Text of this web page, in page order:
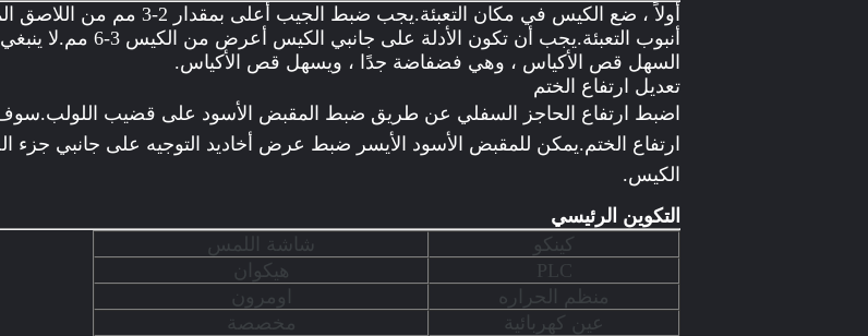
أنبوب التعبئة.يجب أن
السهل قص الأكياس ، وهي فضفاضة جدًا ، ويسهل قص الأكياس.
تعديل ارتفاع الختم
اضبط ارتفاع الحاجز السفلي عن طريق ضبط المقبض الأسود على قضيب
الكيس.
التكوين الرئيسي
كينكو
شاشة اللمس
PLC
هيكوان
منظم الحراره
اومرون
عين كهربائية
مخصصة